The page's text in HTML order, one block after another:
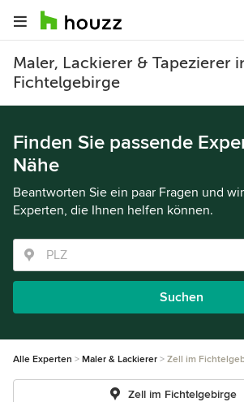
Maler, Lackierer & Tapezierer
Fichtelgebirge
Finden Sie passende
Nähe
Beantworten Sie ein paar Fragen und
Experten, die Ihnen helfen können.
Suchen
Alle Experten Maler & Lackierer Zell im
Zell im Fichtelgebirge